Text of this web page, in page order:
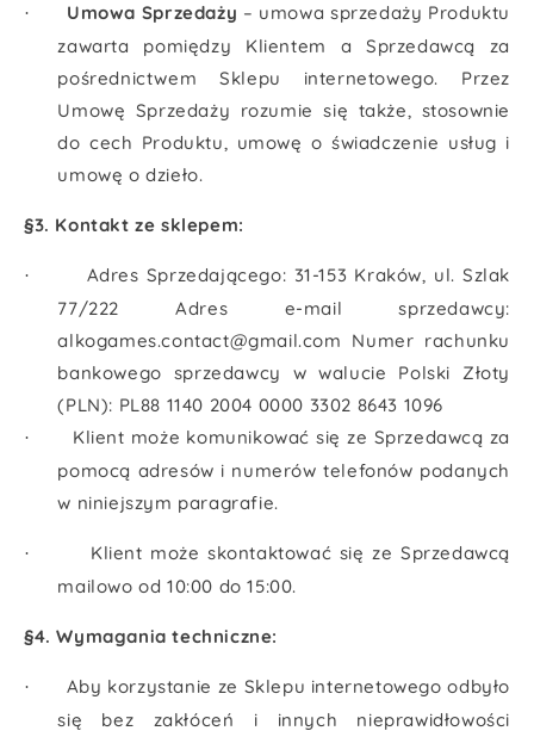
· Umowa Sprzedaży – umowa sprzedaży Produktu
zawarta pomiędzy Klientem a Sprzedawcą za
pośrednictwem Sklepu internetowego. Przez
Umowę Sprzedaży rozumie się także, stosownie
do cech Produktu, umowę o świadczenie usług i
umowę o dzieło.
§3. Kontakt ze sklepem:
·
Adres Sprzedającego: 31-153 Kraków, ul. Szlak
77/222 Adres e-mail sprzedawcy:
alkogames.contact@gmail.com Numer rachunku
bankowego sprzedawcy w walucie Polski Złoty
(PLN): PL88 1140 2004 0000 3302 8643 1096
·
Klient może komunikować się ze Sprzedawcą za
pomocą adresów i numerów telefonów podanych
w niniejszym paragrafie.
·
Klient może skontaktować się ze Sprzedawcą
mailowo od 10:00 do 15:00.
§4. Wymagania techniczne:
·
Aby korzystanie ze Sklepu internetowego odbyło
się bez zakłóceń i innych nieprawidłowości